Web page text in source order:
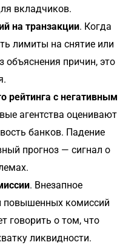
вкладчиков.
на транзакции. Когда
лимиты на снятие или
объяснения причин, это
рейтинга с негативным
агентства оценивают
банков. Падение
прогноз — сигнал о
. Внезапное
повышенных комиссий
говорить о том, что
ликвидности.